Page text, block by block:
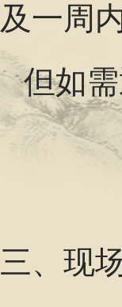
及一周
但如需
三、现